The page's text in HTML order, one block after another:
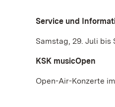
Service und
Samstag, 29. Juli bis
KSK musicOpen
Open-Air-Konzerte